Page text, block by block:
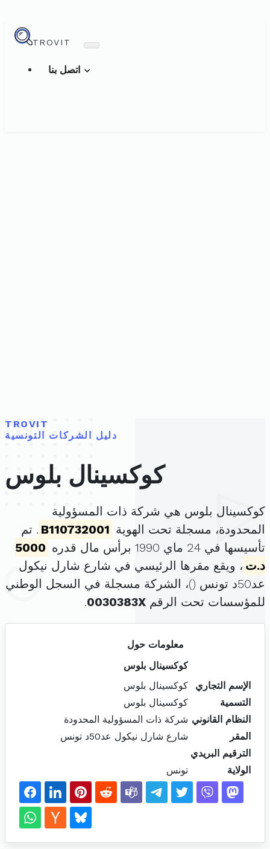
TROVIT
TROVIT
دليل الشركات التونسية
كوكسينال بلوس
كوكسينال بلوس هي شركة ذات المسؤولية
المحدودة، مسجلة تحت الهوية B110732001 . تم
تأسيسها في 24 ماي 1990 برأس مال قدره
5000
د.ت ، ويقع مقرها الرئيسي في شارع شارل نيكول
عد50د تونس (
)، الشركة مسجلة في السجل الوطني
للمؤسسات تحت الرقم 0030383X
.
معلومات حول
كوكسينال بلوس
الإسم التجاري
كوكسينال بلوس
التسمية
كوكسينال بلوس
النظام القانوني شركة ذات المسؤولية المحدودة
المقر
شارع شارل نيكول عد50د تونس
الترقيم البريدي
الولاية
تونس